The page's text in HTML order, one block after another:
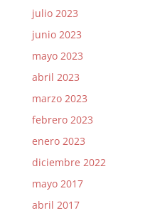
julio 2023
junio 2023
mayo 2023
abril 2023
marzo 2023
febrero 2023
enero 2023
diciembre 2022
mayo 2017
abril 2017